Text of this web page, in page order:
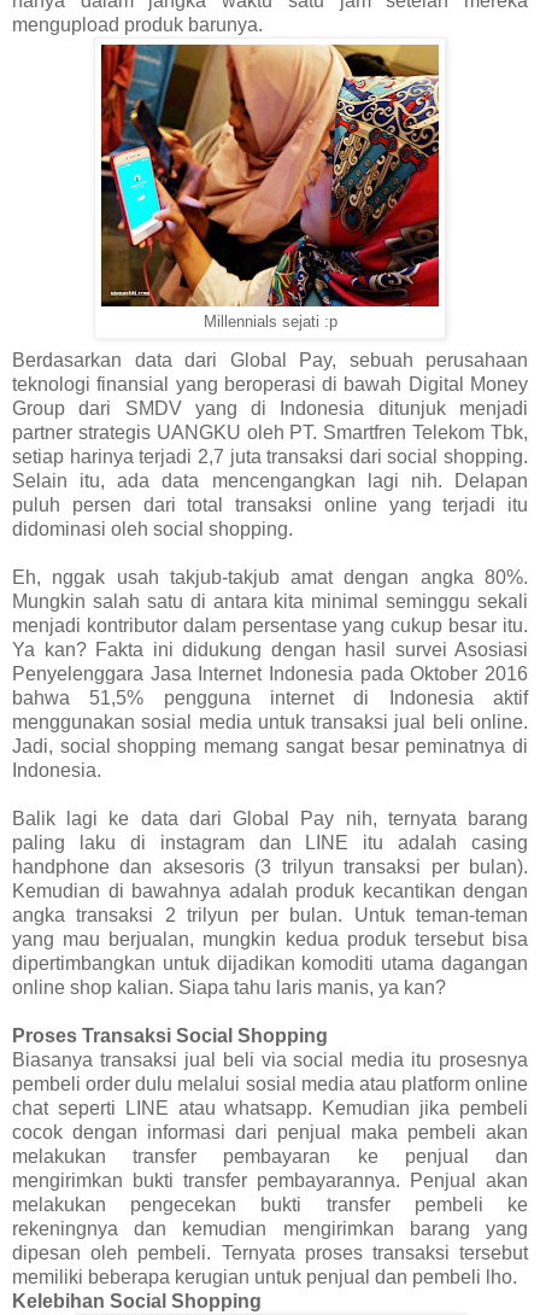
mengupload produk barunya.
Millennials sejati :p
Berdasarkan data dari Global Pay, sebuah perusahaan
teknologi finansial yang beroperasi di bawah Digital Money
Group dari SMDV yang di Indonesia ditunjuk menjadi
partner strategis UANGKU oleh PT. Smartfren Telekom Tbk,
setiap harinya terjadi 2,7 juta transaksi dari social shopping.
Selain itu, ada data mencengangkan lagi nih. Delapan
puluh persen dari total transaksi online yang terjadi itu
didominasi oleh social shopping.
Eh, nggak usah takjub-takjub amat dengan angka 80%.
Mungkin salah satu di antara kita minimal seminggu sekali
menjadi kontributor dalam persentase yang cukup besar itu.
Ya kan? Fakta ini didukung dengan hasil survei Asosiasi
Penyelenggara Jasa Internet Indonesia pada Oktober 2016
bahwa 51,5% pengguna internet di Indonesia aktif
menggunakan sosial media untuk transaksi jual beli online.
Jadi, social shopping memang sangat besar peminatnya di
Indonesia.
Balik lagi ke data dari Global Pay nih, ternyata barang
paling laku di instagram dan LINE itu adalah casing
handphone dan aksesoris (3 trilyun transaksi per bulan).
Kemudian di bawahnya adalah produk kecantikan dengan
angka transaksi 2 trilyun per bulan. Untuk teman-teman
yang mau berjualan, mungkin kedua produk tersebut bisa
dipertimbangkan untuk dijadikan komoditi utama dagangan
online shop kalian. Siapa tahu laris manis, ya kan?
Proses Transaksi Social Shopping
Biasanya transaksi jual beli via social media itu prosesnya
pembeli order dulu melalui sosial media atau platform online
chat seperti LINE atau whatsapp. Kemudian jika pembeli
cocok dengan informasi dari penjual maka pembeli akan
melakukan transfer pembayaran ke penjual dan
mengirimkan bukti transfer pembayarannya. Penjual akan
melakukan pengecekan bukti transfer pembeli ke
rekeningnya dan kemudian mengirimkan barang yang
dipesan oleh pembeli. Ternyata proses transaksi tersebut
memiliki beberapa kerugian untuk penjual dan pembeli lho.
Kelebihan Social Shopping